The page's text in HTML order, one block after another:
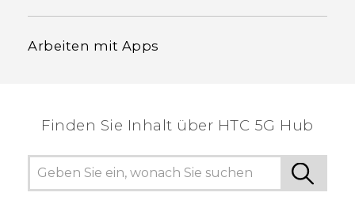
Arbeiten mit Apps
Finden Sie Inhalt über‎ HTC 5G Hub